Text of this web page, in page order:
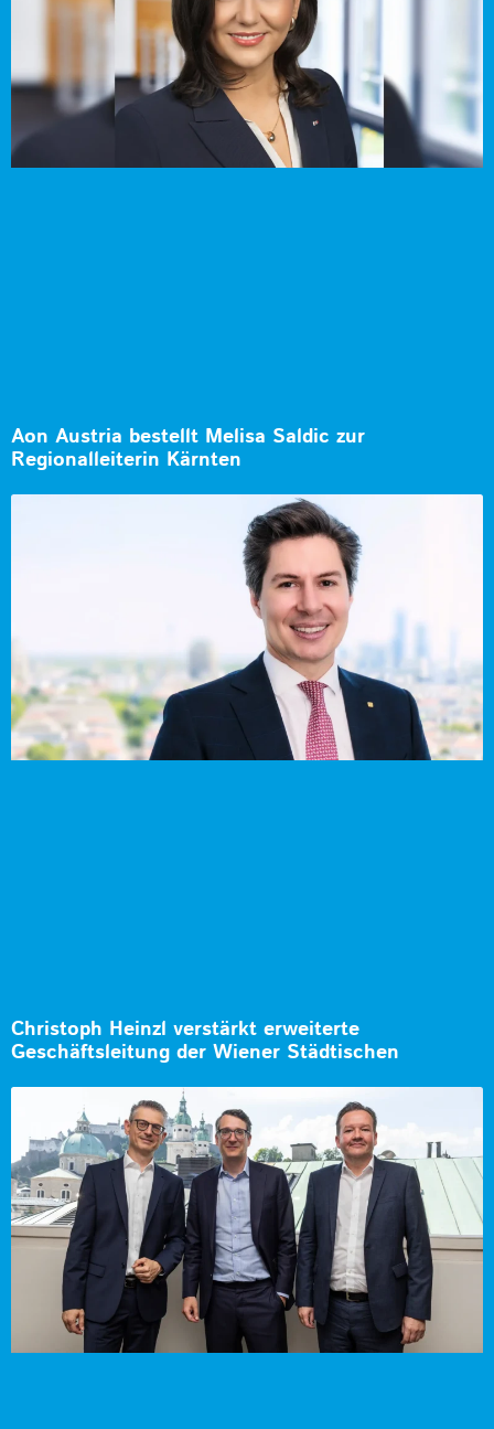
Aon Austria bestellt Melisa Saldic zur
Regionalleiterin Kärnten
Christoph Heinzl verstärkt erweiterte
Geschäftsleitung der Wiener Städtischen